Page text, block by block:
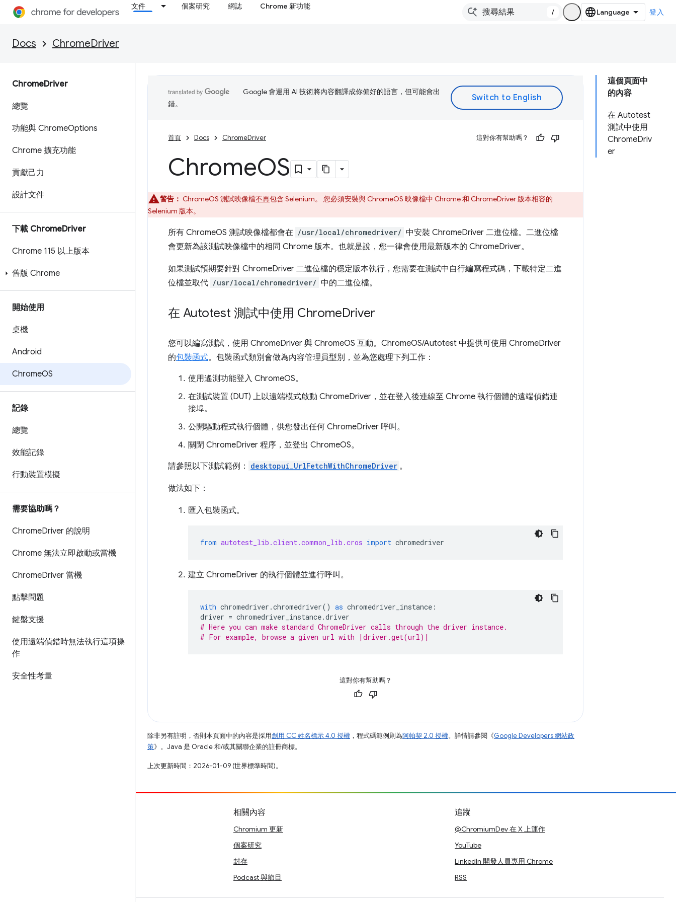
文件 個案研究 網誌 Chrome 新功能
/ 登入
Docs ChromeDriver
ChromeDriver
總覽
功能與 ChromeOptions
Chrome 擴充功能
貢獻己力
設計文件
下載 ChromeDriver
Chrome 115 以上版本
舊版 Chrome
開始使用
桌機
Android
ChromeOS
記錄
總覽
效能記錄
行動裝置模擬
需要協助嗎？
ChromeDriver 的說明
Chrome 無法立即啟動或當機
ChromeDriver 當機
點擊問題
鍵盤支援
使用遠端偵錯時無法執行這項操
作
安全性考量
這個頁面中
的內容
在 Autotest
測試中使用
ChromeDriv
er
Google 會運用 AI 技術將內容翻譯成你偏好的語言，但可能會出
錯。
首頁 Docs ChromeDriver 這對你有幫助嗎？
ChromeOS
警告： ChromeOS 測試映像檔不再包含 Selenium。 您必須安裝與 ChromeOS 映像檔中 Chrome 和 ChromeDriver 版本相容的
Selenium 版本。
所有 ChromeOS 測試映像檔都會在 /usr/local/chromedriver/ 中安裝 ChromeDriver 二進位檔。二進位檔
會更新為該測試映像檔中的相同 Chrome 版本。也就是說，您一律會使用最新版本的 ChromeDriver。
如果測試預期要針對 ChromeDriver 二進位檔的穩定版本執行，您需要在測試中自行編寫程式碼，下載特定二進
位檔並取代 /usr/local/chromedriver/ 中的二進位檔。
在 Autotest 測試中使用 ChromeDriver
您可以編寫測試，使用 ChromeDriver 與 ChromeOS 互動。ChromeOS/Autotest 中提供可使用 ChromeDriver
的包裝函式。包裝函式類別會做為內容管理員型別，並為您處理下列工作：
使用遙測功能登入 ChromeOS。
在測試裝置 (DUT) 上以遠端模式啟動 ChromeDriver，並在登入後連線至 Chrome 執行個體的遠端偵錯連
接埠。
公開驅動程式執行個體，供您發出任何 ChromeDriver 呼叫。
關閉 ChromeDriver 程序，並登出 ChromeOS。
請參照以下測試範例： desktopui_UrlFetchWithChromeDriver 。
做法如下：
匯入包裝函式。
from autotest_lib.client.common_lib.cros import chromedriver
建立 ChromeDriver 的執行個體並進行呼叫。
with chromedriver .chromedriver() as chromedriver_instance :
driver = chromedriver_instance.driver
# Here you can make standard ChromeDriver calls through the driver instance.
# For example, browse a given url with |driver.get(url)|
這對你有幫助嗎？
除非另有註明，否則本頁面中的內容是採用創用 CC 姓名標示 4.0 授權 ，程式碼範例則為阿帕契 2.0 授權。詳情請參閱《Google Developers 網站政
策》。Java 是 Oracle 和/或其關聯企業的註冊商標。
上次更新時間：2026-01-09 (世界標準時間)。
相關內容
Chromium 更新
個案研究
封存
Podcast 與節目
追蹤
@ChromiumDev 在 X 上運作
YouTube
LinkedIn 開發人員專用 Chrome
RSS